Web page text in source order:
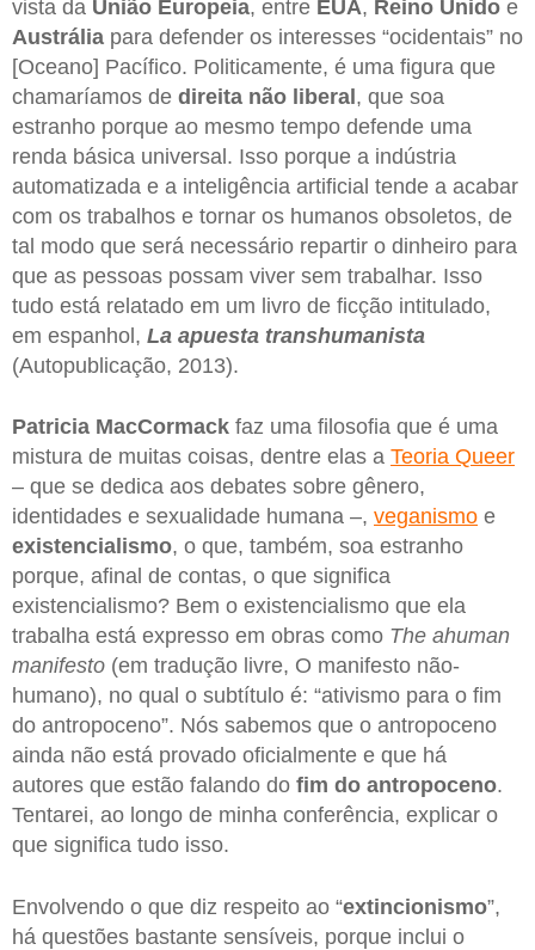
vista da União Europeia, entre EUA, Reino Unido e
Austrália para defender os interesses “ocidentais” no
[Oceano] Pacífico. Politicamente, é uma figura que
chamaríamos de direita não liberal, que soa
estranho porque ao mesmo tempo defende uma
renda básica universal. Isso porque a indústria
automatizada e a inteligência artificial tende a acabar
com os trabalhos e tornar os humanos obsoletos, de
tal modo que será necessário repartir o dinheiro para
que as pessoas possam viver sem trabalhar. Isso
tudo está relatado em um livro de ficção intitulado,
em espanhol, La apuesta transhumanista
(Autopublicação, 2013).
Patricia MacCormack faz uma filosofia que é uma
mistura de muitas coisas, dentre elas a Teoria Queer
– que se dedica aos debates sobre gênero,
identidades e sexualidade humana –, veganismo e
existencialismo, o que, também, soa estranho
porque, afinal de contas, o que significa
existencialismo? Bem o existencialismo que ela
trabalha está expresso em obras como The ahuman
manifesto (em tradução livre, O manifesto não-
humano), no qual o subtítulo é: “ativismo para o fim
do antropoceno”. Nós sabemos que o antropoceno
ainda não está provado oficialmente e que há
autores que estão falando do fim do antropoceno.
Tentarei, ao longo de minha conferência, explicar o
que significa tudo isso.
Envolvendo o que diz respeito ao “extincionismo”,
há questões bastante sensíveis, porque inclui o